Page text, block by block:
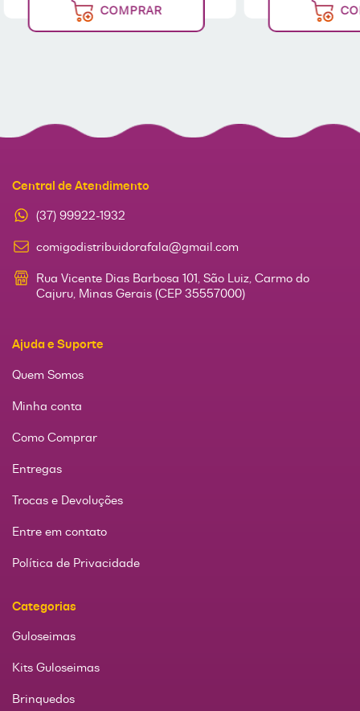
COMPRAR
Central de Atendimento
(37) 99922-1932
comigodistribuidorafala@gmail.com
Rua Vicente Dias Barbosa 101, São Luiz, Carmo do
Cajuru, Minas Gerais (CEP 35557000)
Ajuda e Suporte
Quem Somos
Minha conta
Como Comprar
Entregas
Trocas e Devoluções
Entre em contato
Política de Privacidade
Categorias
Guloseimas
Kits Guloseimas
Brinquedos